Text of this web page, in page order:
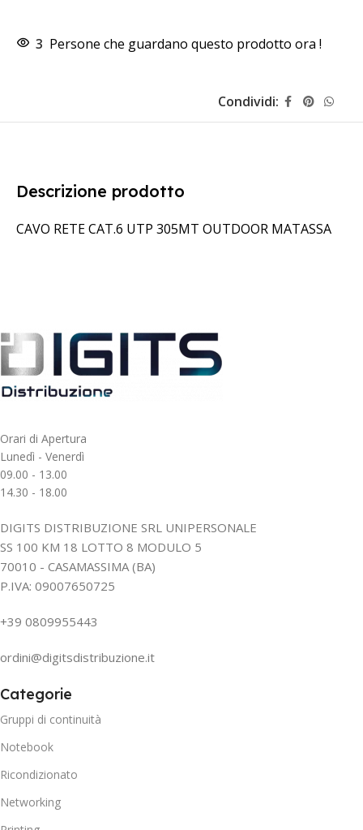
3 Persone che guardano questo prodotto ora !
Condividi:
Descrizione prodotto
CAVO RETE CAT.6 UTP 305MT OUTDOOR MATASSA
Orari di Apertura
Lunedì - Venerdì
09.00 - 13.00
14.30 - 18.00
DIGITS DISTRIBUZIONE SRL UNIPERSONALE
SS 100 KM 18 LOTTO 8 MODULO 5
70010 - CASAMASSIMA (BA)
P.IVA: 09007650725
+39 0809955443
ordini@digitsdistribuzione.it
Categorie
Gruppi di continuità
Notebook
Ricondizionato
Networking